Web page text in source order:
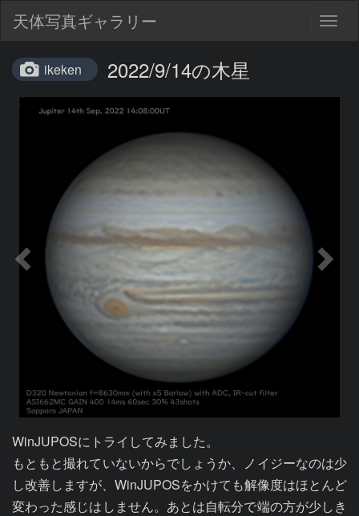
天体写真ギャラリー
ikeken 2022/9/14の木星
WinJUPOSにトライしてみました。
もともと撮れていないからでしょうか、ノイジーなのは少
し改善しますが、WinJUPOSをかけても解像度はほとんど
変わった感じはしません。あとは自転分で端の方が少しき